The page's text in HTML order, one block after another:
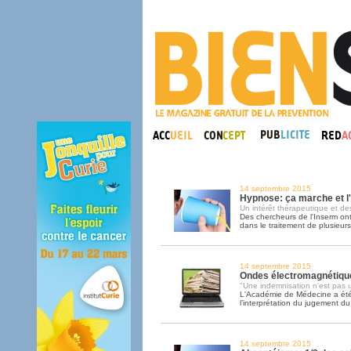
14 septembre 2015
Hypnose: ça marche et
Un intérêt thérapeutique et
Des chercheurs de l'Inserm
dans le traitement de
14 septembre 2015
Ondes
"Une indemnisation n'est pas
L'Académie de Médecine a
l’interprétation du jugement
14 septembre 2015